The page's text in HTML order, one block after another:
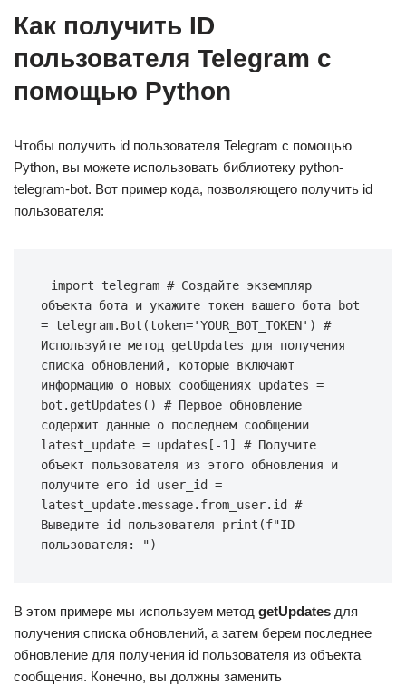
Как получить ID
пользователя Telegram с
помощью Python
Чтобы получить id пользователя Telegram с помощью
Python, вы можете использовать библиотеку python-
telegram-bot. Вот пример кода, позволяющего получить id
пользователя:
import telegram # Создайте экземпляр
объекта бота и укажите токен вашего бота bot
= telegram.Bot(token='YOUR_BOT_TOKEN') #
Используйте метод getUpdates для получения
списка обновлений, которые включают
информацию о новых сообщениях updates =
bot.getUpdates() # Первое обновление
содержит данные о последнем сообщении
latest_update = updates[-1] # Получите
объект пользователя из этого обновления и
получите его id user_id =
latest_update.message.from_user.id #
Выведите id пользователя print(f"ID
пользователя: ")
В этом примере мы используем метод getUpdates для
получения списка обновлений, а затем берем последнее
обновление для получения id пользователя из объекта
сообщения. Конечно, вы должны заменить